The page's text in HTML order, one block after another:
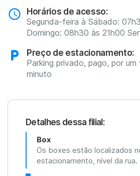
Horários de acesso:
Segunda-feira à Sábado:
Domingo: 08h30 às 21h00
Preço de estacionamento:
Parking privado, pago, por
minuto
Detalhes dessa filial:
Box
Os boxes estão localizados
estacionamento, nível da rua.